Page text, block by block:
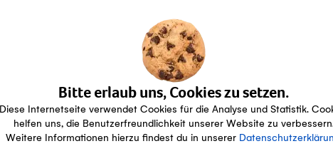
Bitte erlaub uns, Cookies zu setzen.
Diese Internetseite verwendet Cookies für die Analyse und Statistik.
helfen uns, die Benutzerfreundlichkeit unserer Website zu
Weitere Informationen hierzu findest du in unserer
Aprikosen-Tiramisu
40min
Gesamt
1h10min Vegetarisch